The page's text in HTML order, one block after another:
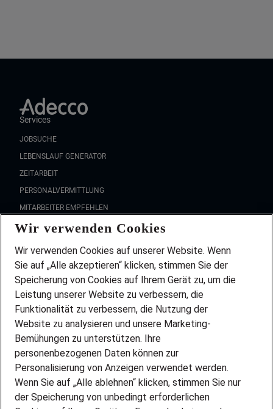
Services
JOBSUCHE
LEBENSLAUF GENERATOR
ZEITARBEIT
PERSONALVERMITTLUNG
MITARBEITER EMPFEHLEN
FAQ
Wir stellen ein!
DEINE BERUFSGRUPPE
DEINE LEBENSSITUATION
PARTNERSHIP WITH AIRBUS
INITIATIV BEWERBEN
ÜBER UNS
STANDORTE
BLOG
PRESSE
Wir verwenden Cookies
Wir verwenden Cookies auf unserer Website. Wenn
Sie auf „Alle akzeptieren“ klicken, stimmen Sie der
Speicherung von Cookies auf Ihrem Gerät zu, um die
Leistung unserer Website zu verbessern, die
Funktionalität zu verbessern, die Nutzung der
Website zu analysieren und unsere Marketing-
Bemühungen zu unterstützen. Ihre
personenbezogenen Daten können zur
Personalisierung von Anzeigen verwendet werden.
Wenn Sie auf „Alle ablehnen“ klicken, stimmen Sie nur
der Speicherung von unbedingt erforderlichen